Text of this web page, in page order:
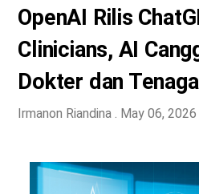
OpenAI Rilis
Clinicians, AI
Dokter dan
Irmanon Riandina . May 06, 2026